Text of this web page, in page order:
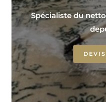
Spécialiste du